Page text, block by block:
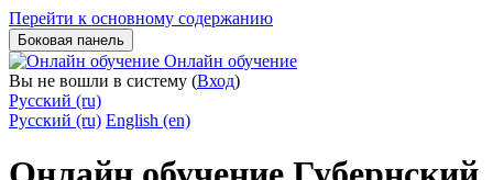
Перейти к основному содержанию
Боковая панель
Онлайн обучение
Вы не вошли в систему (Вход)
Русский ‎(ru)‎
Русский ‎(ru)‎ English ‎(en)‎